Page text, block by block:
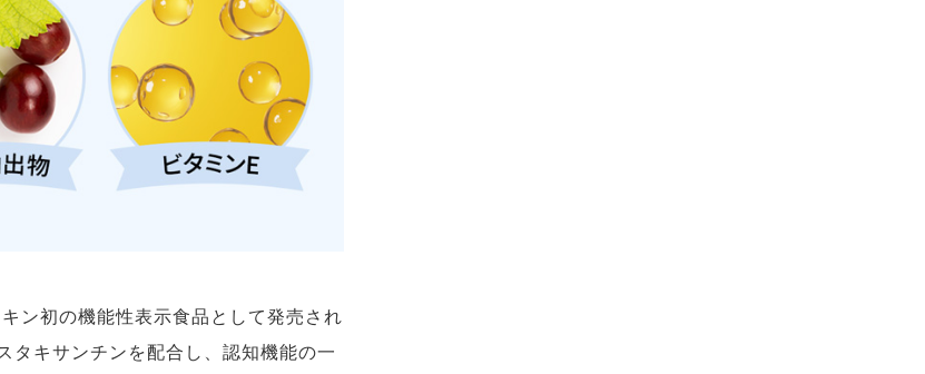
ン初の機能性表示食品として発売され
タキサンチンを配合し、認知機能の一